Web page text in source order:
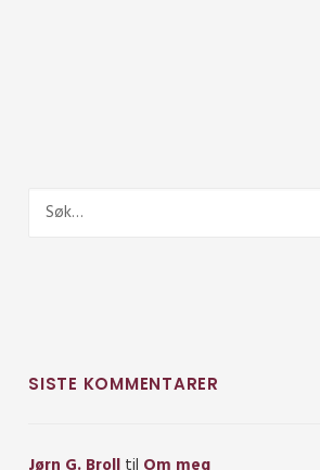
SISTE KOMMENTARER